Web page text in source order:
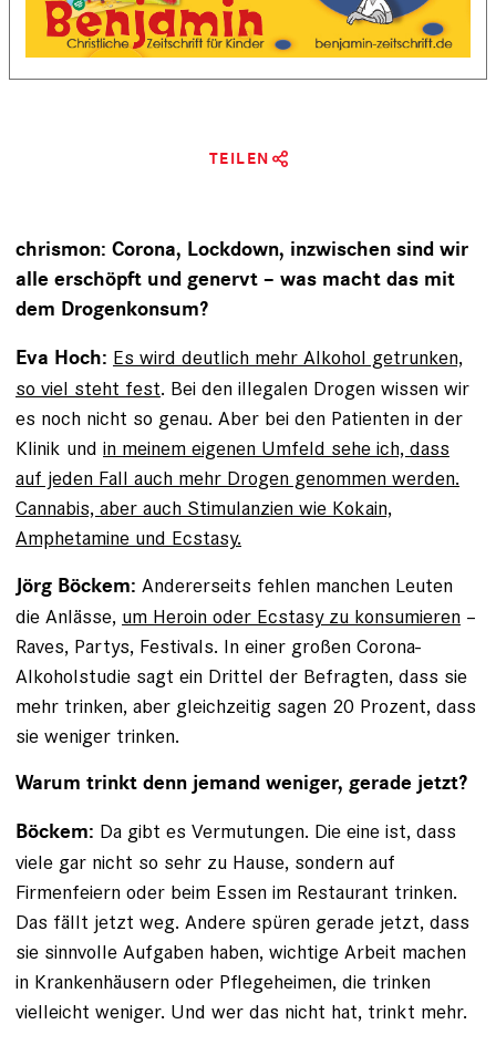
TEILEN
chrismon: Corona, Lockdown, inzwischen sind wir
alle erschöpft und genervt – was macht das mit
dem ­Drogenkonsum?
Eva Hoch: Es wird deutlich mehr Alkohol getrunken,
so viel steht fest. Bei den illegalen Drogen wissen wir
es noch nicht so genau. Aber bei den Patienten in der
Klinik und in meinem eigenen Umfeld sehe ich, dass
auf jeden Fall auch mehr Drogen genommen werden.
Cannabis, aber auch ­Stimulanzien wie Kokain,
Amphetamine und Ecstasy.
Jörg Böckem: Andererseits fehlen manchen Leuten
die Anlässe, um Heroin oder Ecstasy zu konsumieren –
Raves, Partys, Festivals. In einer großen Corona-
Alkoholstudie sagt ein Drittel der Befragten, dass sie
mehr trinken, aber gleichzeitig sagen 20 Prozent, dass
sie weniger trinken.
Warum trinkt denn jemand weniger, gerade jetzt?
Böckem: Da gibt es Vermutungen. Die eine ist, dass
viele gar nicht so sehr zu Hause, sondern auf
Firmenfeiern oder beim Essen im Restaurant trinken.
Das fällt jetzt weg. Andere spüren gerade jetzt, dass
sie sinnvolle Aufgaben haben, wichtige Arbeit machen
in Krankenhäusern oder Pflegeheimen, die trinken
vielleicht weniger. Und wer das nicht hat, trinkt mehr.